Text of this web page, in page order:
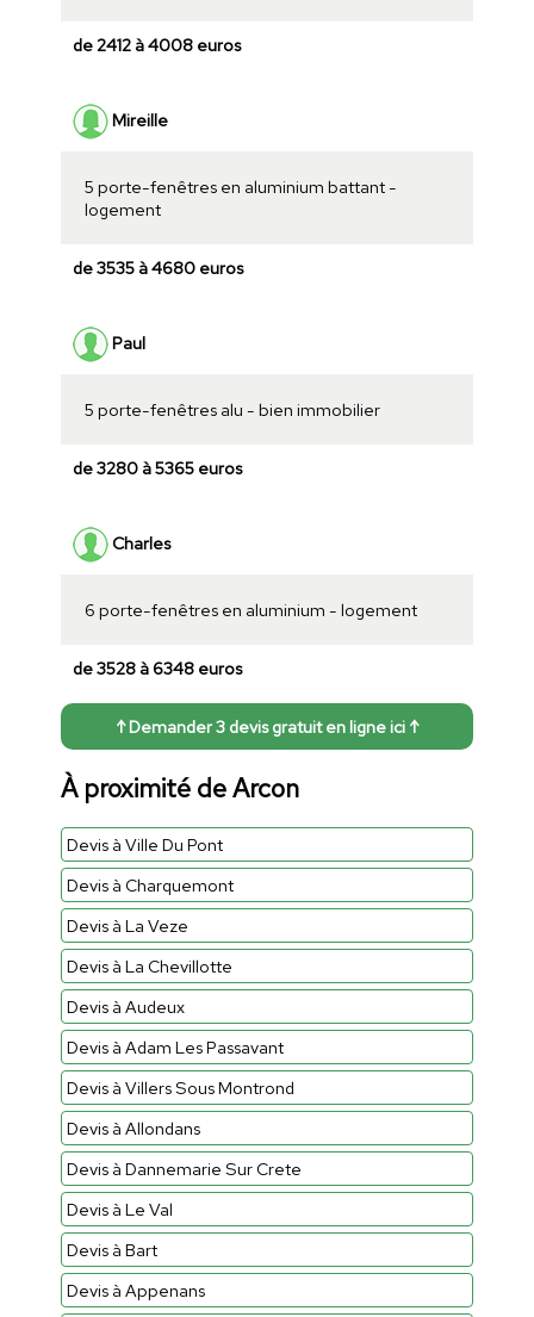
de 2412 à 4008 euros
Mireille
5 porte-fenêtres en aluminium battant -
logement
de 3535 à 4680 euros
Paul
5 porte-fenêtres alu - bien immobilier
de 3280 à 5365 euros
Charles
6 porte-fenêtres en aluminium - logement
de 3528 à 6348 euros
↑ Demander 3 devis gratuit en ligne ici ↑
À proximité de Arcon
Devis à Ville Du Pont
Devis à Charquemont
Devis à La Veze
Devis à La Chevillotte
Devis à Audeux
Devis à Adam Les Passavant
Devis à Villers Sous Montrond
Devis à Allondans
Devis à Dannemarie Sur Crete
Devis à Le Val
Devis à Bart
Devis à Appenans